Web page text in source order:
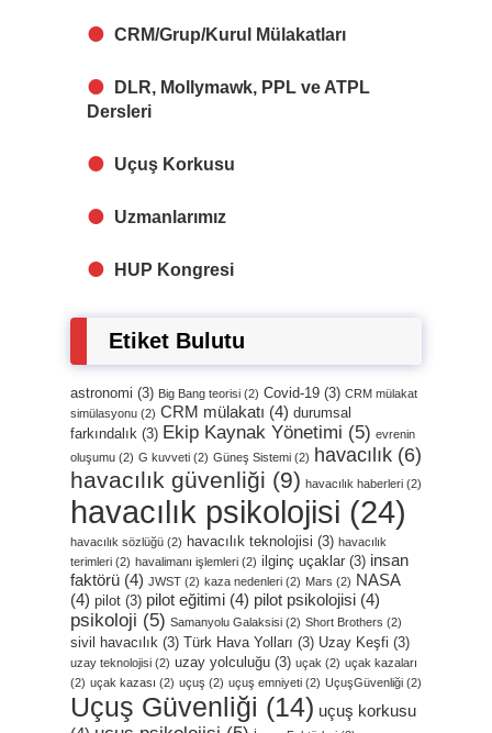
CRM/Grup/Kurul Mülakatları
DLR, Mollymawk, PPL ve ATPL
Dersleri
Uçuş Korkusu
Uzmanlarımız
HUP Kongresi
Etiket Bulutu
astronomi (3) Big Bang teorisi (2) Covid-19 (3) CRM mülakat
simülasyonu (2) CRM mülakatı (4) durumsal
farkındalık (3) Ekip Kaynak Yönetimi (5) evrenin
oluşumu (2) G kuvveti (2) Güneş Sistemi (2) havacılık (6)
havacılık güvenliği (9) havacılık haberleri (2)
havacılık psikolojisi (24)
havacılık sözlüğü (2) havacılık teknolojisi (3) havacılık
terimleri (2) havalimanı işlemleri (2) ilginç uçaklar (3) insan
faktörü (4) JWST (2) kaza nedenleri (2) Mars (2) NASA
(4) pilot (3) pilot eğitimi (4) pilot psikolojisi (4)
psikoloji (5) Samanyolu Galaksisi (2) Short Brothers (2)
sivil havacılık (3) Türk Hava Yolları (3) Uzay Keşfi (3)
uzay teknolojisi (2) uzay yolculuğu (3) uçak (2) uçak kazaları
(2) uçak kazası (2) uçuş (2) uçuş emniyeti (2) UçuşGüvenliği (2)
Uçuş Güvenliği (14) uçuş korkusu